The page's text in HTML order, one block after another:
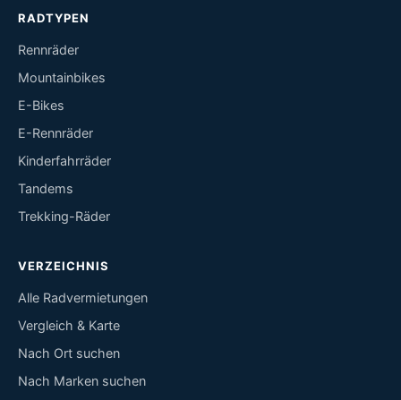
RADTYPEN
Rennräder
Mountainbikes
E-Bikes
E-Rennräder
Kinderfahrräder
Tandems
Trekking-Räder
VERZEICHNIS
Alle Radvermietungen
Vergleich & Karte
Nach Ort suchen
Nach Marken suchen